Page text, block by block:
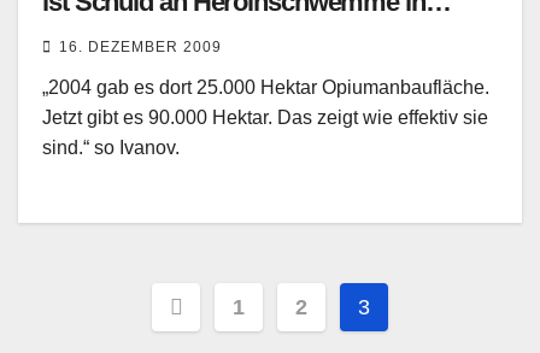
Russland
16. DEZEMBER 2009
„2004 gab es dort 25.000 Hektar Opiumanbaufläche.
Jetzt gibt es 90.000 Hektar. Das zeigt wie effektiv sie
sind.“ so Ivanov.
Seitennummerierung
1 2 3